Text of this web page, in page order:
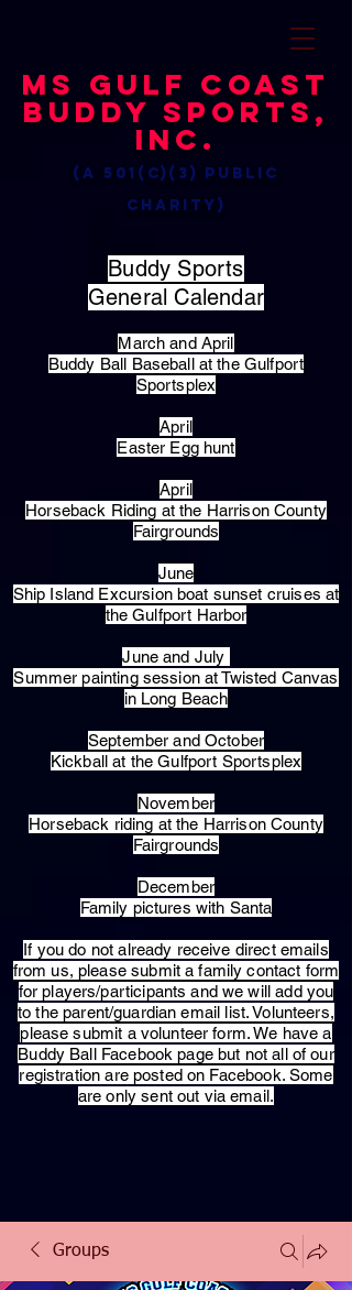
MS Gulf Coast
Buddy Sports,
Inc.
(a 501(c)(3) public
charity)
Buddy Sports
General Calendar
March and April
Buddy Ball Baseball at the Gulfport
Sportsplex
April
Easter Egg hunt
April
Horseback Riding at the Harrison County
Fairgrounds
June
Ship Island Excursion boat sunset cruises at
the Gulfport Harbor
June and July
Summer painting session at Twisted Canvas
in Long Beach
September and October
Kickball at the Gulfport Sportsplex
November
Horseback riding at the Harrison County
Fairgrounds
December
Family pictures with Santa
​If you do not already receive direct emails
from us, please submit a family contact form
for players/participants and we will add you
to the parent/guardian email list. Volunteers,
please submit a volunteer form. We have a
Buddy Ball Facebook page but not all of our
registration are posted on Facebook. Some
are only sent out via email.
Groups